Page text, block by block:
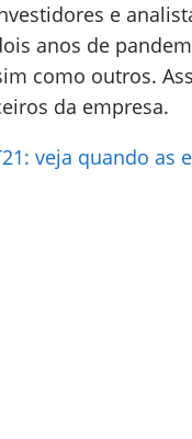
e
anos de
como outros.
da empresa.
veja quando as